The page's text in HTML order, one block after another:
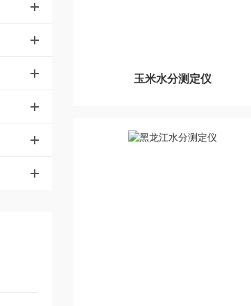
玉米水分测定仪